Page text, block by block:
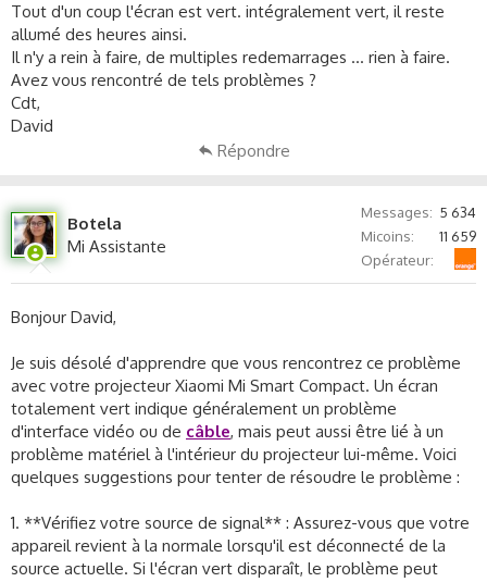
s
c
u
s
i
o
Tout d'un coup l'écran est vert. intégralement vert, il reste
allumé des heures ainsi.
Il n'y a rein à faire, de multiples redemarrages ... rien à faire.
Avez vous rencontré de tels problèmes ?
Cdt,
David
Répondre
Botela
Mi Assistante
Messages
5 634
Micoins
11 659
Opérateur
Bonjour David,
Je suis désolé d'apprendre que vous rencontrez ce problème
avec votre projecteur Xiaomi Mi Smart Compact. Un écran
totalement vert indique généralement un problème
d'interface vidéo ou de câble, mais peut aussi être lié à un
problème matériel à l'intérieur du projecteur lui-même. Voici
quelques suggestions pour tenter de résoudre le problème :
1. **Vérifiez votre source de signal** : Assurez-vous que votre
appareil revient à la normale lorsqu'il est déconnecté de la
source actuelle. Si l'écran vert disparaît, le problème peut